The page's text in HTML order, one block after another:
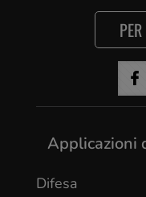
Applicazioni
Difesa